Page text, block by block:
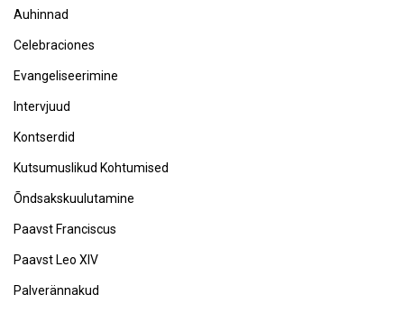
Auhinnad
Celebraciones
Evangeliseerimine
Intervjuud
Kontserdid
Kutsumuslikud Kohtumised
Õndsakskuulutamine
Paavst Franciscus
Paavst Leo XIV
Palverännakud